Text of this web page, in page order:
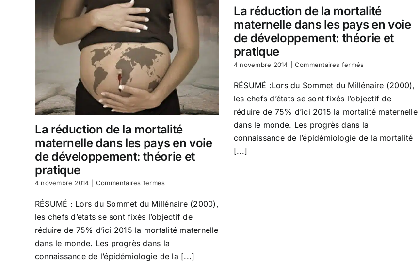
des
programmes
de
«
santé
reproduction
en
Afrique
de
l’Ouest
La réduction de la mortalité
maternelle dans les pays en voie
de développement: théorie et
pratique
4 novembre 2014 Commentaires ferméssur
réduction
la
mortalité
dans
les
RÉSUMÉ : Lors du Sommet du Millénaire (2000),
les chefs d’états se sont fixés l’objectif de
réduire de 75% d’ici 2015 la mortalité maternelle
dans le monde. Les progrès dans la
connaissance de l’épidémiologie de la [...]
La réduction de la mortalité
maternelle dans les pays en voie
de développement: théorie et
pratique
4 novembre 2014 Commentaires ferméssur
réduction
la
mortalité
dans
les
RÉSUMÉ :Lors du Sommet du Millénaire (2000),
les chefs d’états se sont fixés l’objectif de
réduire de 75% d’ici 2015 la mortalité maternelle
dans le monde. Les progrès dans la
connaissance de l’épidémiologie de la mortalité
[...]